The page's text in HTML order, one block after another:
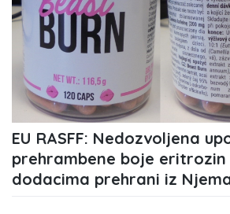
EU RASFF: Nedozvoljena
prehrambene boje eritrozin
dodacima prehrani iz